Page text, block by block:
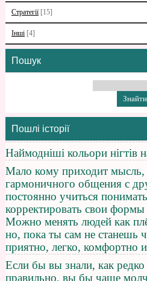
Стратегії [15]
Інші [4]
Пошук
Пошлі історії